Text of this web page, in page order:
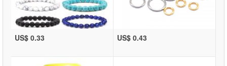
US$ 0.33 US$ 0.43